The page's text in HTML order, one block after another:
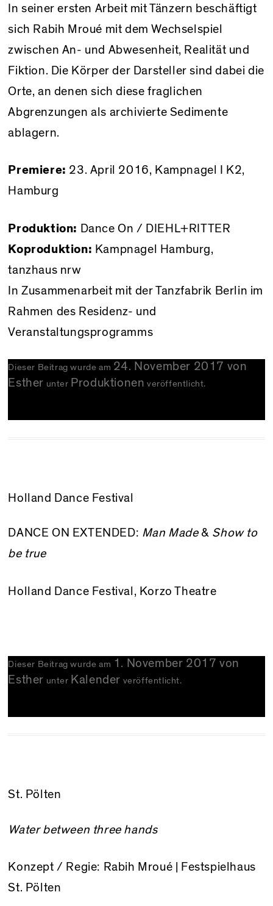
In seiner ersten Arbeit mit Tänzern beschäftigt
sich Rabih Mroué mit dem Wechselspiel
zwischen An- und Abwesenheit, Realität und
Fiktion. Die Körper der Darsteller sind dabei die
Orte, an denen sich diese fraglichen
Abgrenzungen als archivierte Sedimente
ablagern.
Premiere: 23. April 2016, Kampnagel I K2,
Hamburg
Produktion: Dance On / DIEHL+RITTER
Koproduktion: Kampnagel Hamburg,
tanzhaus nrw
In Zusammenarbeit mit der Tanzfabrik Berlin im
Rahmen des Residenz- und
Veranstaltungsprogramms
Dieser Beitrag wurde am 24. November 2017 von
Esther unter Produktionen veröffentlicht.
Holland Dance Festival
DANCE ON EXTENDED: Man Made& Show to
be true
Holland Dance Festival , Korzo Theatre
Dieser Beitrag wurde am 1. November 2017 von
Esther unter Kalender veröffentlicht.
St. Pölten
Water between three hands
Konzept / Regie: Rabih Mroué |
Festspielhaus
St. Pölten